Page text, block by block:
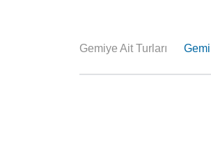
Gemiye Ait Turları